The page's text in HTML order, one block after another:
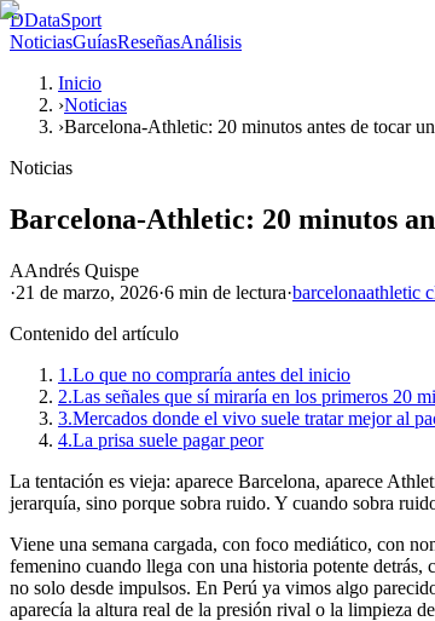
DDataSport
NoticiasGuíasReseñasAnálisis
Inicio
›Noticias
›Barcelona-Athletic: 20 minutos antes de tocar
Noticias
Barcelona-Athletic: 20 minutos
AAndrés Quispe
·21 de marzo, 2026·6 min de lectura·barcelonaathletic
Contenido del artículo
1.Lo que no compraría antes del inicio
2.Las señales que sí miraría en los primeros 20
3.Mercados donde el vivo suele tratar mejor al
4.La prisa suele pagar peor
La tentación es vieja: aparece Barcelona, aparece
jerarquía, sino porque sobra ruido. Y cuando sobra
Viene una semana cargada, con foco mediático, con
femenino cuando llega con una historia potente
no solo desde impulsos. En Perú ya vimos algo
aparecía la altura real de la presión rival o la limpieza